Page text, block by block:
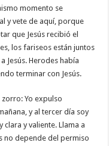
momento se
y vete de aquí, porque
que Jesús recibió el
los fariseos están juntos
Jesús. Herodes había
terminar con Jesús.
zorro: Yo expulso
y al tercer día soy
clara y valiente. Llama a
no depende del permiso